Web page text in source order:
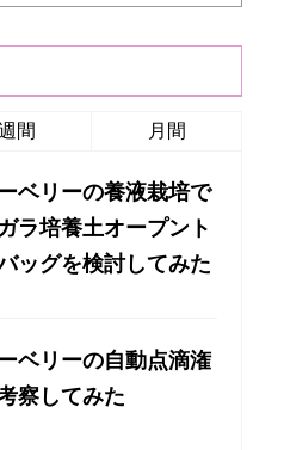
間 月間
ベリーの養液栽培で
ラ培養土オープント
ッグを検討してみた
ベリーの自動点滴潅
察してみた